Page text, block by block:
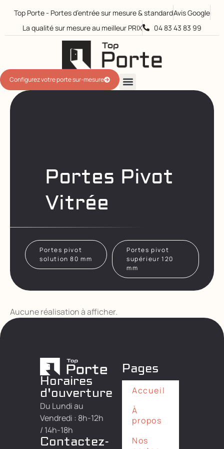
Top Porte - Portes d’entrée sur mesure & standardAvis Google
La qualité sur mesure au meilleur PRIX​
04 83 43 83 99
Configurez votre porte sur-mesure
Portes Pivot
Vitrée
Portes pivot
solution 80 mm
Portes pivot
supérieur 120
mm
Aucune réalisation à afficher.
Horaires
d'ouverture
Du Lundi au
Vendredi : 8h-12h
/ 14h-18h
Contactez-
Pages
Accueil
À
propos
Nos